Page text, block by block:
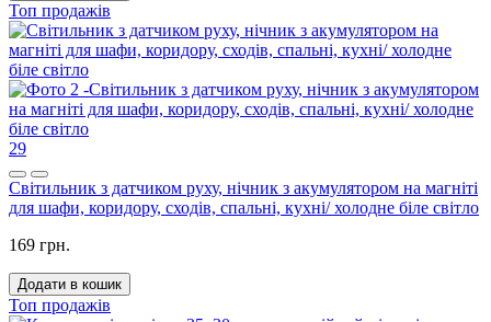
Топ продажів
29
Світильник з датчиком руху, нічник з акумулятором на магніті
для шафи, коридору, сходів, спальні, кухні/ холодне біле світло
169 грн.
Додати в кошик
Топ продажів